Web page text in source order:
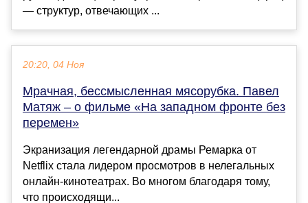
— структур, отвечающих ...
20:20, 04 Ноя
Мрачная, бессмысленная мясорубка. Павел
Матяж – о фильме «На западном фронте без
перемен»
Экранизация легендарной драмы Ремарка от
Netflix стала лидером просмотров в нелегальных
онлайн-кинотеатрах. Во многом благодаря тому,
что происходящи...